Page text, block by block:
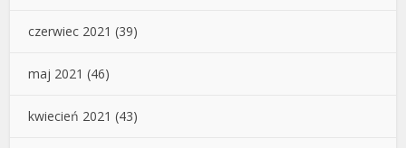
czerwiec 2021 (39)
maj 2021 (46)
kwiecień 2021 (43)